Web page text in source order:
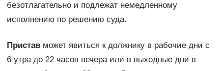
безотлагательно и подлежат немедленному
исполнению по решению суда.
Приставможет явиться к должнику в рабочие дни с
6 утра до 22 часов вечера или в выходные дни в